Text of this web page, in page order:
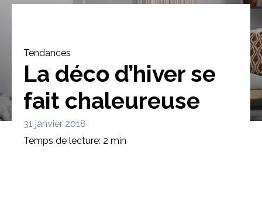
Bibliothèque
Tendances
La déco d’hiver se
fait chaleureuse
31 janvier 2018
Temps de lecture: 2 min